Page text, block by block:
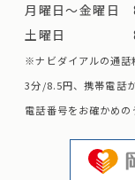
月曜日～金曜日
土曜日 8：
※ナビダイアルの通話
3分/8.5円、携帯電話
電話番号をお確かめの